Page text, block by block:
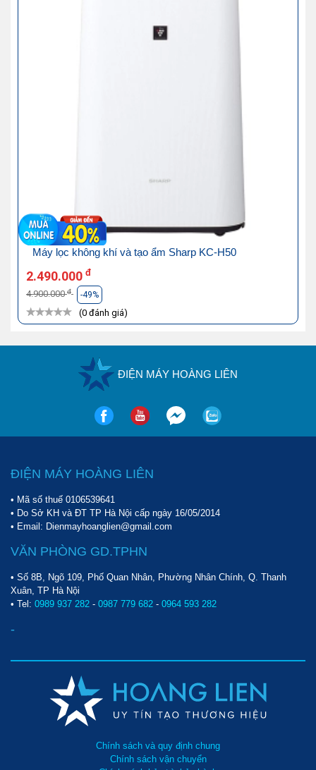
Máy lọc không khí và tạo ẩm Sharp KC-H50
2.490.000 đ
4.900.000đ -49%
(0 đánh giá)
ĐIỆN MÁY HOÀNG LIÊN
ĐIỆN MÁY HOÀNG LIÊN
• Mã số thuế 0106539641
• Do Sở KH và ĐT TP Hà Nội cấp ngày 16/05/2014
• Email: Dienmayhoanglien@gmail.com
VĂN PHÒNG GD.TPHN
• Số 8B, Ngõ 109, Phố Quan Nhân, Phường Nhân Chính, Q. Thanh
Xuân, TP Hà Nội
• Tel: 0989 937 282 - 0987 779 682 - 0964 593 282
-
Chính sách và quy định chung
Chính sách vận chuyển